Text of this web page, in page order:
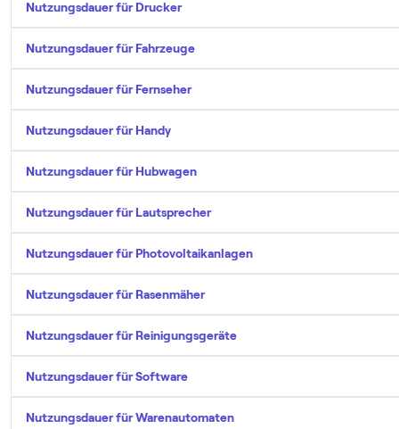
Nutzungsdauer für Drucker
Nutzungsdauer für Fahrzeuge
Nutzungsdauer für Fernseher
Nutzungsdauer für Handy
Nutzungsdauer für Hubwagen
Nutzungsdauer für Lautsprecher
Nutzungsdauer für Photovoltaikanlagen
Nutzungsdauer für Rasenmäher
Nutzungsdauer für Reinigungsgeräte
Nutzungsdauer für Software
Nutzungsdauer für Warenautomaten